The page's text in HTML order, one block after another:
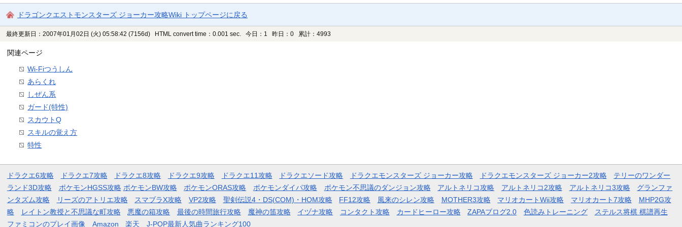
ドラゴンクエストモンスターズ ジョーカー攻略Wiki トップページに戻る
最終更新日：2007年01月02日 (火) 05:58:42 (7156d) HTML convert time：0.001 sec. 今日：1 昨日：0 累計：4993
関連ページ
Wi-Fiつうしん
あらくれ
しぜん系
ガード(特性)
スカウトQ
スキルの覚え方
特性
ドラクエ6攻略 ドラクエ7攻略 ドラクエ8攻略 ドラクエ9攻略 ドラクエ11攻略 ドラクエソード攻略 ドラクエモンスターズ ジョーカー攻略 ドラクエモンスターズ ジョーカー2攻略
テリーのワンダー
ランド3D攻略
ポケモンHGSS攻略 ポケモンBW攻略 ポケモンORAS攻略 ポケモンダイパ攻略 ポケモン不思議のダンジョン攻略 アルトネリコ攻略 アルトネリコ2攻略 アルトネリコ3攻略
グランファ
ンタズム攻略
リーズのアトリエ攻略 スマブラX攻略 VP2攻略 聖剣伝説4・DS(COM)・HOM攻略 FF12攻略 風来のシレン攻略 MOTHER3攻略 マリオカートWii攻略 マリオカート7攻略
MHP2G攻
略
レイトン教授と不思議な町攻略 悪魔の箱攻略 最後の時間旅行攻略 魔神の笛攻略 イヅナ攻略 コンタクト攻略 カードヒーロー攻略 ZAPAブログ2.0 色読みトレーニング
ステルス将棋 棋譜再生
ファミコンのプレイ画像
Amazon 楽天 J-POP最新人気曲ランキング100